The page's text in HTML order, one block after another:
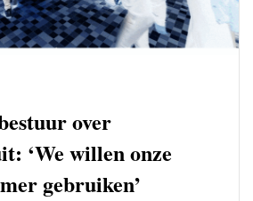
over
‘We willen onze
gebruiken’